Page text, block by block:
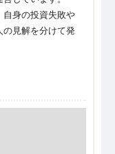
自身の投資失敗や
の見解を分けて発